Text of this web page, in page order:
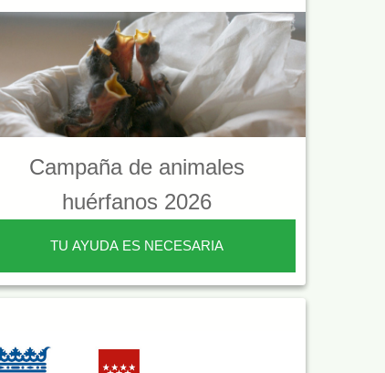
Campaña de animales
huérfanos 2026
TU AYUDA ES NECESARIA